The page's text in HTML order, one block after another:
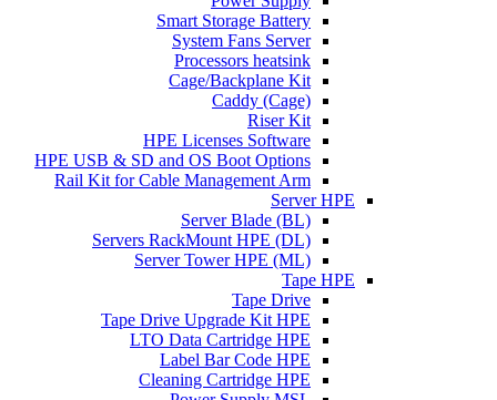
Smart Storage Battery
System Fans Server
Processors heatsink
Cage/Backplane Kit
Caddy (Cage)
Riser Kit
HPE Licenses Software
HPE USB & SD and OS Boot Options
Rail Kit for Cable Management Arm
Server HPE
Server Blade (BL)
Servers RackMount HPE (DL)
Server Tower HPE (ML)
Tape HPE
Tape Drive
Tape Drive Upgrade Kit HPE
LTO Data Cartridge HPE
Label Bar Code HPE
Cleaning Cartridge HPE